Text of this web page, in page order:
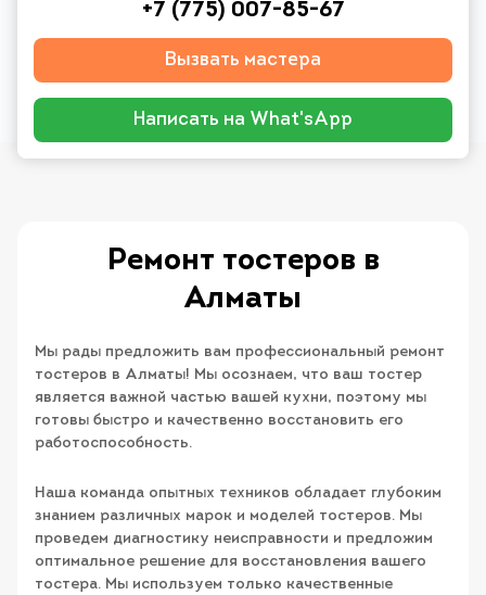
+7 (775) 007-85-67
Вызвать мастера
Написать на What'sApp
Ремонт тостеров в
Алматы
Мы рады предложить вам профессиональный ремонт
тостеров в Алматы! Мы осознаем, что ваш тостер
является важной частью вашей кухни, поэтому мы
готовы быстро и качественно восстановить его
работоспособность.
Наша команда опытных техников обладает глубоким
знанием различных марок и моделей тостеров. Мы
проведем диагностику неисправности и предложим
оптимальное решение для восстановления вашего
тостера. Мы используем только качественные